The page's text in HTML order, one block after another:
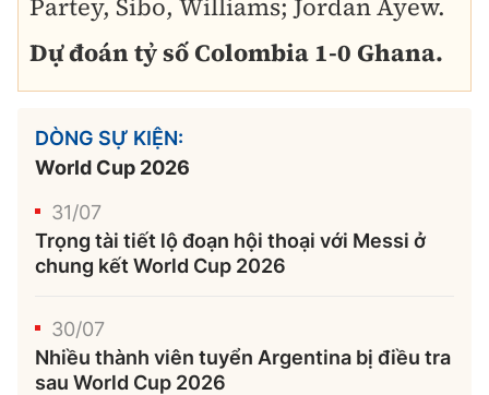
Dự đoán tỷ số Colombia 1-0 Ghana.
DÒNG SỰ KIỆN:
World Cup 2026
31/07
Trọng tài tiết lộ đoạn hội thoại với Messi ở
chung kết World Cup 2026
30/07
Nhiều thành viên tuyển Argentina bị điều tra
sau World Cup 2026